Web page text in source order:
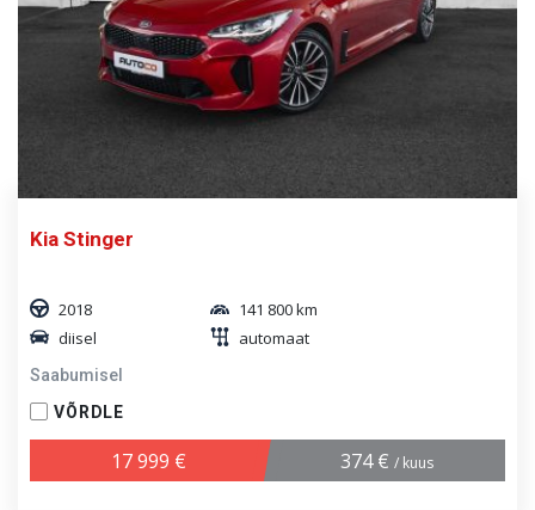
Kia Stinger
2018
141 800 km
diisel
automaat
Saabumisel
VÕRDLE
17 999 € 374 € / kuus